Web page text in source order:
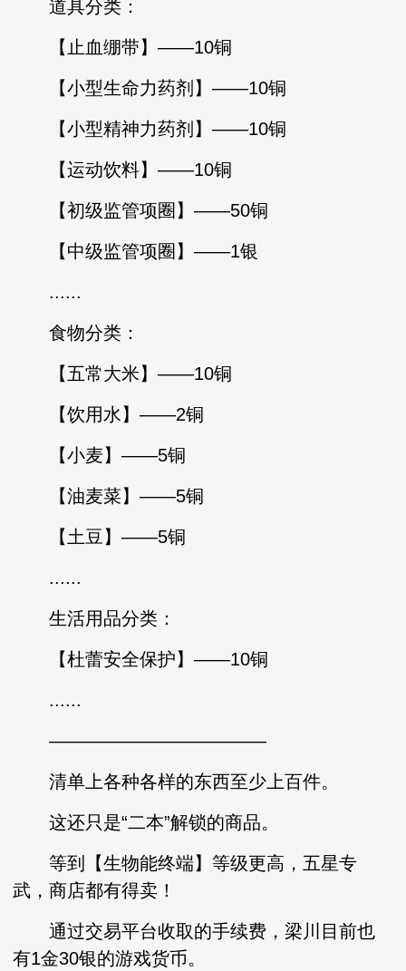
道具分类：
【止血绷带】——10铜
【小型生命力药剂】——10铜
【小型精神力药剂】——10铜
【运动饮料】——10铜
【初级监管项圈】——50铜
【中级监管项圈】——1银
......
食物分类：
【五常大米】——10铜
【饮用水】——2铜
【小麦】——5铜
【油麦菜】——5铜
【土豆】——5铜
......
生活用品分类：
【杜蕾安全保护】——10铜
......
————————————
清单上各种各样的东西至少上百件。
这还只是“二本”解锁的商品。
等到【生物能终端】等级更高，五星专
武，商店都有得卖！
通过交易平台收取的手续费，梁川目前也
有1金30银的游戏货币。